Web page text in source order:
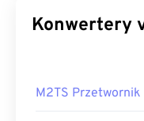
M2TS Przetwornik